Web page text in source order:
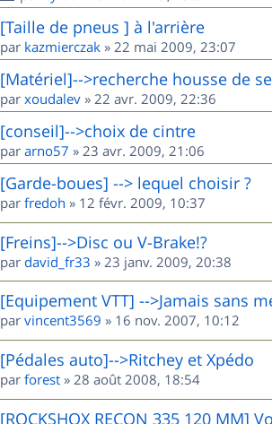
[Taille de pneus ] à l'arrière
par kazmierczak » 22 mai 2009, 23:07
[Matériel]-->recherche housse de
par xoudalev » 22 avr. 2009, 22:36
[conseil]-->choix de cintre
par arno57 » 23 avr. 2009, 21:06
[Garde-boues] --> lequel choisir ?
par fredoh » 12 févr. 2009, 10:37
[Freins]-->Disc ou V-Brake!?
par david_fr33 » 23 janv. 2009, 20:38
[Equipement VTT] -->Jamais sans
par vincent3569 » 16 nov. 2007, 10:12
[Pédales auto]-->Ritchey et Xpédo
par forest » 28 août 2008, 18:54
[ROCKSHOX RECON 335 120 MM]